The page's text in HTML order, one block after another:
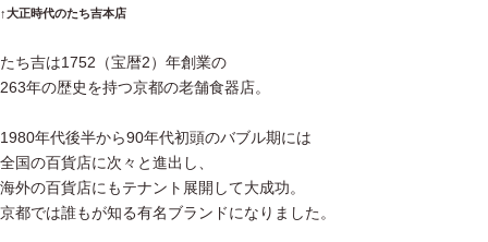
↑大正時代のたち吉本店
たち吉は1752（宝暦2）年創業の
263年の歴史を持つ京都の老舗食器店。
1980年代後半から90年代初頭のバブル期には
全国の百貨店に次々と進出し、
海外の百貨店にもテナント展開して大成功。
京都では誰もが知る有名ブランドになりました。